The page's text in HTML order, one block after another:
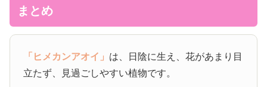
まとめ
「ヒメカンアオイ」 は、日陰に生え、花があまり目
立たず、見過ごしやすい植物です。